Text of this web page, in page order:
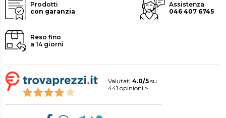
Prodotti
con garanzia
Assistenza
046 407 6745
Reso fino
a 14 giorni
Valutati 4.0/5 su
441 opinioni >